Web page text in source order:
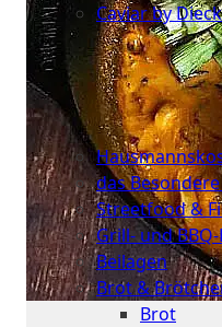
Caviar by
Probierpakete
Schnelle
Küche
das
Streetfood &
Grill- und
Beilagen
Brot &
Brot